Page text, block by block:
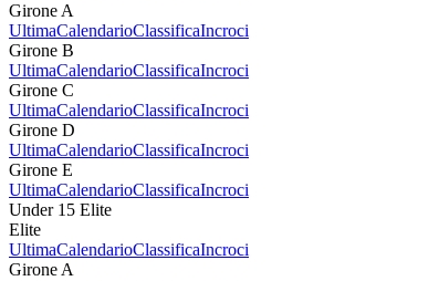
Girone A
UltimaCalendarioClassificaIncroci
Girone B
UltimaCalendarioClassificaIncroci
Girone C
UltimaCalendarioClassificaIncroci
Girone D
UltimaCalendarioClassificaIncroci
Girone E
UltimaCalendarioClassificaIncroci
Under 15 Elite
Elite
UltimaCalendarioClassificaIncroci
Girone A